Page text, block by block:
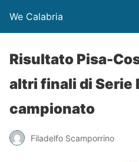
We Calabria
Risultato Pisa-
altri finali di Serie
campionato
Filadelfo Scamporrino